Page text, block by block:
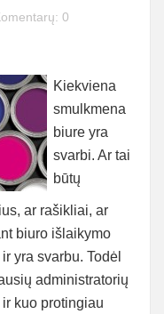
0
Kiekviena
smulkmena
biure yra
svarbi. Ar tai
būtų
ar rašikliai, ar
biuro išlaikymo
yra svarbu. Todėl
administratorių
kuo protingiau